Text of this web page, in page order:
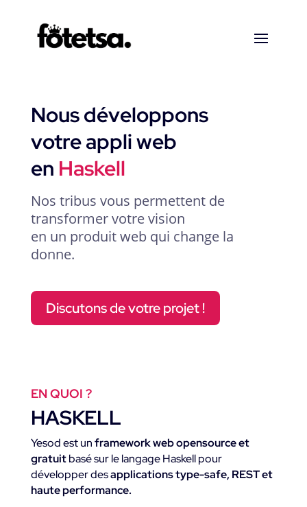
Nous développons
votre appli web
en Haskell
Nos tribus vous permettent de
transformer votre vision
en un produit web qui change la
donne.
Discutons de votre projet !
EN QUOI ?
HASKELL
Yesod est unframework web opensource et
gratuitbasé sur le langage Haskell pour
développer desapplications type-safe, REST et
haute performance.